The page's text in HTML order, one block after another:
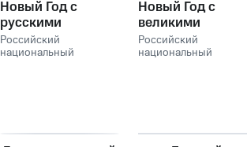
Новый Год с
русскими
композиторами
Российский
национальный
Новый Год с
великими
композиторами
Российский
национальный